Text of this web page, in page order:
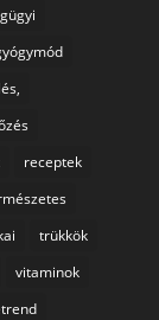
receptek
trükkök
vitaminok